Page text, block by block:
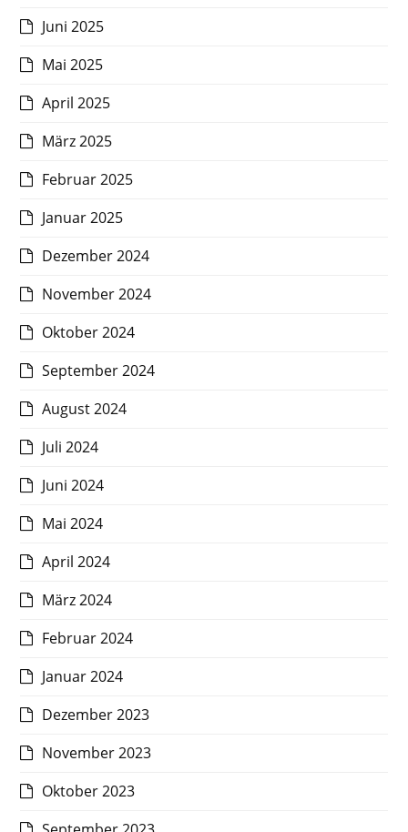
Juni 2025
Mai 2025
April 2025
März 2025
Februar 2025
Januar 2025
Dezember 2024
November 2024
Oktober 2024
September 2024
August 2024
Juli 2024
Juni 2024
Mai 2024
April 2024
März 2024
Februar 2024
Januar 2024
Dezember 2023
November 2023
Oktober 2023